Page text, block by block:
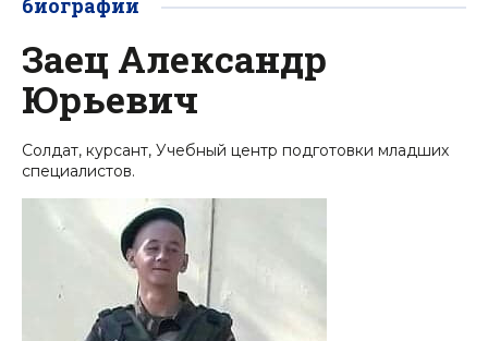
биографии
Заец Александр
Юрьевич
Солдат, курсант, Учебный центр подготовки младших
специалистов.